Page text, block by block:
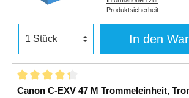
Produktsicherheit
In den
Canon C-EXV 47 M Trommeleinheit,